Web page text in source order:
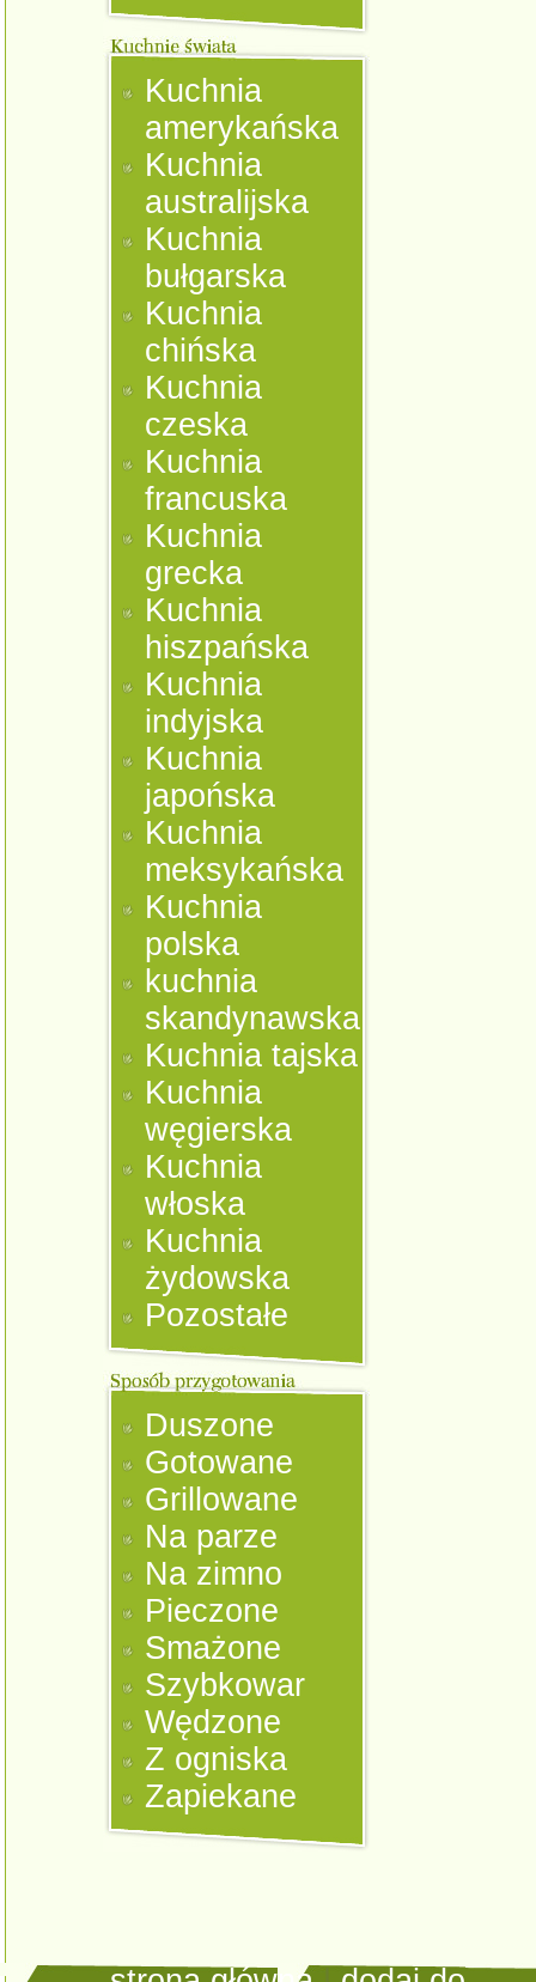
Kuchnia
amerykańska
Kuchnia
australijska
Kuchnia
bułgarska
Kuchnia
chińska
Kuchnia
czeska
Kuchnia
francuska
Kuchnia
grecka
Kuchnia
hiszpańska
Kuchnia
indyjska
Kuchnia
japońska
Kuchnia
meksykańska
Kuchnia
polska
kuchnia
skandynawska
Kuchnia tajska
Kuchnia
węgierska
Kuchnia
włoska
Kuchnia
żydowska
Pozostałe
Duszone
Gotowane
Grillowane
Na parze
Na zimno
Pieczone
Smażone
Szybkowar
Wędzone
Z ogniska
Zapiekane